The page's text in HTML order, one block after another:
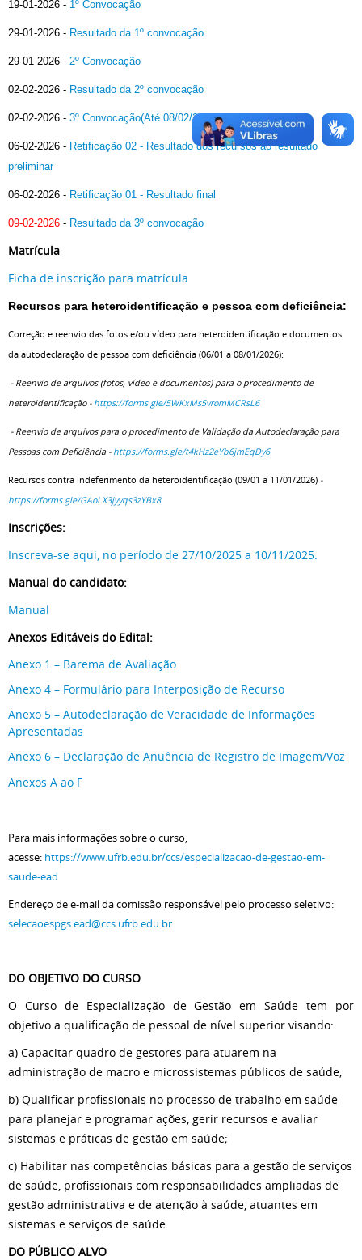
19-01-2026 - 1º Convocação
29-01-2026 - Resultado da 1º convocação
29-01-2026 - 2º Convocação
02-02-2026 - Resultado da 2º convocação
02-02-2026 - 3º Convocação(Até 08/02/2026)
06-02-2026 - Retificação 02 - Resultado dos recursos ao resultado
preliminar
06-02-2026 - Retificação 01 - Resultado final
09-02-2026 - Resultado da 3º convocação
Matrícula
Ficha de inscrição para matrícula
Recursos para heteroidentificação e pessoa com deficiência:
Correção e reenvio das fotos e/ou vídeo para heteroidentificação e documentos
da autodeclaração de pessoa com deficiência (06/01 a 08/01/2026):
- Reenvio de arquivos (fotos, vídeo e documentos) para o procedimento de
heteroidentificação - https://forms.gle/5WKxMs5vromMCRsL6
- Reenvio de arquivos para o procedimento de Validação da Autodeclaração para
Pessoas com Deficiência - https://forms.gle/t4kHz2eYb6jmEqDy6
Recursos contra indeferimento da heteroidentificação (09/01 a 11/01/2026) -
https://forms.gle/GAoLX3jyyqs3zYBx8
Inscrições:
Inscreva-se aqui, no período de 27/10/2025 a 10/11/2025.
Manual do candidato:
Manual
Anexos Editáveis do Edital:
Anexo 1 – Barema de Avaliação
Anexo 4 – Formulário para Interposição de Recurso
Anexo 5 – Autodeclaração de Veracidade de Informações
Apresentadas
Anexo 6 – Declaração de Anuência de Registro de Imagem/Voz
Anexos A ao F
Para mais informações sobre o curso,
acesse: https://www.ufrb.edu.br/ccs/especializacao-de-gestao-em-
saude-ead
Endereço de e-mail da comissão responsável pelo processo seletivo:
selecaoespgs.ead@ccs.ufrb.edu.br
DO OBJETIVO DO CURSO
O Curso de Especialização de Gestão em Saúde tem por
objetivo a qualificação de pessoal de nível superior visando:
a) Capacitar quadro de gestores para atuarem na
administração de macro e microssistemas públicos de saúde;
b) Qualificar profissionais no processo de trabalho em saúde
para planejar e programar ações, gerir recursos e avaliar
sistemas e práticas de gestão em saúde;
c) Habilitar nas competências básicas para a gestão de serviços
de saúde, profissionais com responsabilidades ampliadas de
gestão administrativa e de atenção à saúde, atuantes em
sistemas e serviços de saúde.
DO PÚBLICO ALVO